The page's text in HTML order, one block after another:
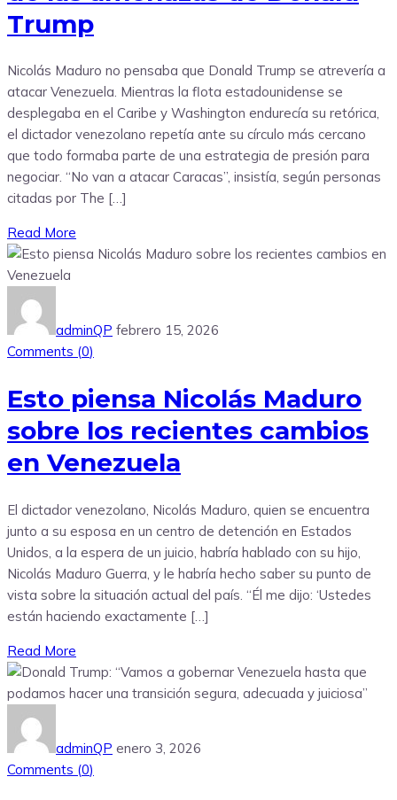
Trump
Nicolás Maduro no pensaba que Donald Trump se atrevería a
atacar Venezuela. Mientras la flota estadounidense se
desplegaba en el Caribe y Washington endurecía su retórica,
el dictador venezolano repetía ante su círculo más cercano
que todo formaba parte de una estrategia de presión para
negociar. “No van a atacar Caracas”, insistía, según personas
citadas por The […]
Read More
adminQP febrero 15, 2026
Comments (0)
Esto piensa Nicolás Maduro
sobre los recientes cambios
en Venezuela
El dictador venezolano, Nicolás Maduro, quien se encuentra
junto a su esposa en un centro de detención en Estados
Unidos, a la espera de un juicio, habría hablado con su hijo,
Nicolás Maduro Guerra, y le habría hecho saber su punto de
vista sobre la situación actual del país. “Él me dijo: ‘Ustedes
están haciendo exactamente […]
Read More
adminQP enero 3, 2026
Comments (0)